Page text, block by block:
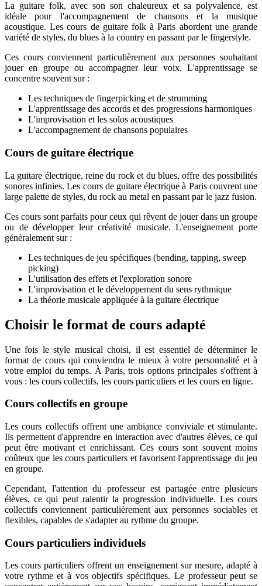
La guitare folk, avec son son chaleureux et sa polyvalence, est
idéale pour l'accompagnement de chansons et la musique
acoustique. Les cours de guitare folk à Paris abordent une grande
variété de styles, du blues à la country en passant par le fingerstyle.
Ces cours conviennent particulièrement aux personnes souhaitant
jouer en groupe ou accompagner leur voix. L'apprentissage se
concentre souvent sur :
Les techniques de fingerpicking et de strumming
L'apprentissage des accords et des progressions harmoniques
L'improvisation et les solos acoustiques
L'accompagnement de chansons populaires
Cours de guitare électrique
La guitare électrique, reine du rock et du blues, offre des possibilités
sonores infinies. Les cours de guitare électrique à Paris couvrent une
large palette de styles, du rock au metal en passant par le jazz fusion.
Ces cours sont parfaits pour ceux qui rêvent de jouer dans un groupe
ou de développer leur créativité musicale. L'enseignement porte
généralement sur :
Les techniques de jeu spécifiques (bending, tapping, sweep
picking)
L'utilisation des effets et l'exploration sonore
L'improvisation et le développement du sens rythmique
La théorie musicale appliquée à la guitare électrique
Choisir le format de cours adapté
Une fois le style musical choisi, il est essentiel de déterminer le
format de cours qui conviendra le mieux à votre personnalité et à
votre emploi du temps. À Paris, trois options principales s'offrent à
vous : les cours collectifs, les cours particuliers et les cours en ligne.
Cours collectifs en groupe
Les cours collectifs offrent une ambiance conviviale et stimulante.
Ils permettent d'apprendre en interaction avec d'autres élèves, ce qui
peut être motivant et enrichissant. Ces cours sont souvent moins
coûteux que les cours particuliers et favorisent l'apprentissage du jeu
en groupe.
Cependant, l'attention du professeur est partagée entre plusieurs
élèves, ce qui peut ralentir la progression individuelle. Les cours
collectifs conviennent particulièrement aux personnes sociables et
flexibles, capables de s'adapter au rythme du groupe.
Cours particuliers individuels
Les cours particuliers offrent un enseignement sur mesure, adapté à
votre rythme et à vos objectifs spécifiques. Le professeur peut se